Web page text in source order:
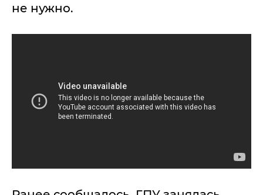
не нужно.